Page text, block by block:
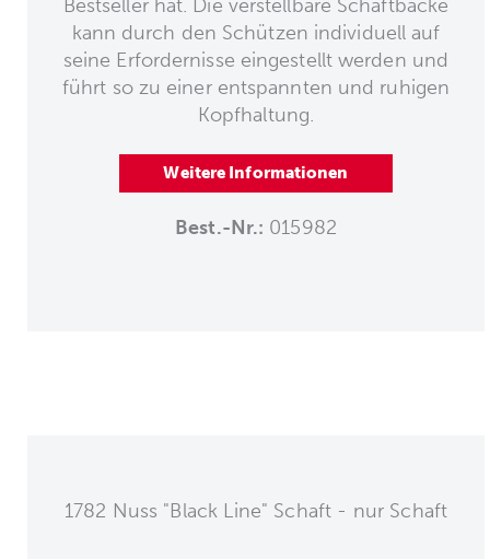
Bestseller hat. Die verstellbare Schaftbacke
kann durch den Schützen individuell auf
seine Erfordernisse eingestellt werden und
führt so zu einer entspannten und ruhigen
Kopfhaltung.
Weitere Informationen
Best.-Nr.: 015982
1782 Nuss "Black Line" Schaft - nur Schaft